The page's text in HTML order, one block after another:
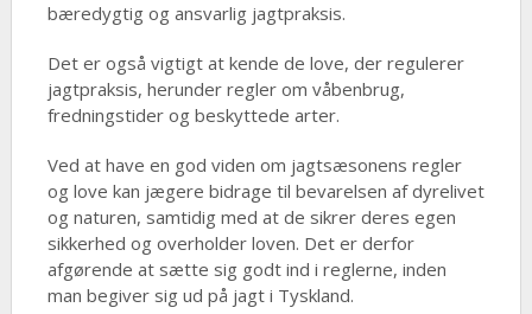
bæredygtig og ansvarlig jagtpraksis.
Det er også vigtigt at kende de love, der regulerer
jagtpraksis, herunder regler om våbenbrug,
fredningstider og beskyttede arter.
Ved at have en god viden om jagtsæsonens regler
og love kan jægere bidrage til bevarelsen af dyrelivet
og naturen, samtidig med at de sikrer deres egen
sikkerhed og overholder loven. Det er derfor
afgørende at sætte sig godt ind i reglerne, inden
man begiver sig ud på jagt i Tyskland.